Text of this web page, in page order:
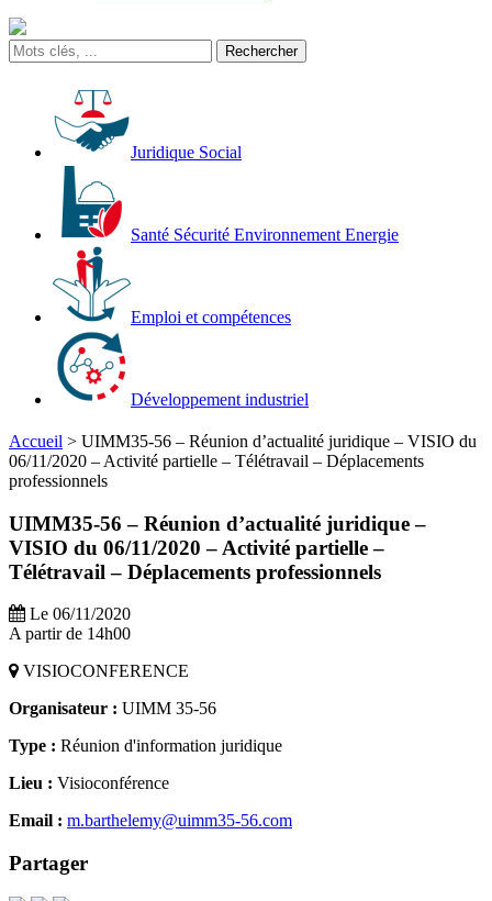
Juridique Social
Santé Sécurité Environnement Energie
Emploi et compétences
Développement industriel
Accueil > UIMM35-56 – Réunion d’actualité juridique – VISIO du
06/11/2020 – Activité partielle – Télétravail – Déplacements
professionnels
UIMM35-56 – Réunion d’actualité juridique –
VISIO du 06/11/2020 – Activité partielle –
Télétravail – Déplacements professionnels
Le 06/11/2020
A partir de 14h00
VISIOCONFERENCE
Organisateur : UIMM 35-56
Type : Réunion d'information juridique
Lieu : Visioconférence
Email : m.barthelemy@uimm35-56.com
Partager